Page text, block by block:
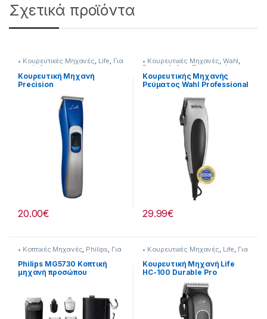
Σχετικά προϊόντα
• Κουρευτικές Μηχανές, Life, Για
τον Ανδρα
Κουρευτική Μηχανή
Precision
20.00€
• Κουρευτικές Μηχανές, Wahl,
Για τον Ανδρα Προσωπική
Φροντίδα
Κουρευτικής Μηχανής
Ρεύματος Wahl Professional
29.99€
• Κοπτικές Μηχανές Philips Για
τον Ανδρα Προσωπική
Φροντίδα
Philips MG5730 Κοπτική
μηχανή προσώπου
• Κουρευτικές Μηχανές Life Για
τον Ανδρα Προσωπική
Φροντίδα
Κουρευτική Μηχανή Life
HC-100 Durable Pro